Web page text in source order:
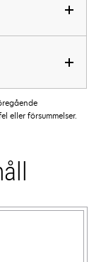
eller försummelser.